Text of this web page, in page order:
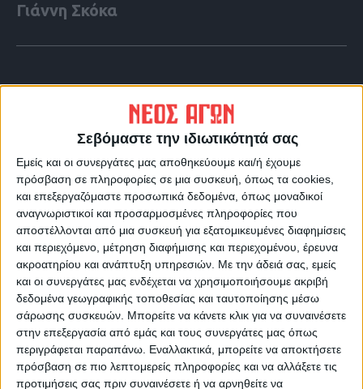
Σεβόμαστε την ιδιωτικότητά σας
Εμείς και οι συνεργάτες μας αποθηκεύουμε και/ή έχουμε
πρόσβαση σε πληροφορίες σε μια συσκευή, όπως τα cookies,
και επεξεργαζόμαστε προσωπικά δεδομένα, όπως μοναδικοί
αναγνωριστικοί και προσαρμοσμένες πληροφορίες που
αποστέλλονται από μια συσκευή για εξατομικευμένες διαφημίσεις
και περιεχόμενο, μέτρηση διαφήμισης και περιεχομένου, έρευνα
ακροατηρίου και ανάπτυξη υπηρεσιών. Με την άδειά σας, εμείς
και οι συνεργάτες μας ενδέχεται να χρησιμοποιήσουμε ακριβή
δεδομένα γεωγραφικής τοποθεσίας και ταυτοποίησης μέσω
σάρωσης συσκευών. Μπορείτε να κάνετε κλικ για να συναινέσετε
στην επεξεργασία από εμάς και τους συνεργάτες μας όπως
περιγράφεται παραπάνω. Εναλλακτικά, μπορείτε να αποκτήσετε
πρόσβαση σε πιο λεπτομερείς πληροφορίες και να αλλάξετε τις
προτιμήσεις σας πριν συναινέσετε ή να αρνηθείτε να
Γιάννη Σκόκα
VIDEO ΤΗΣ ΘΕΣΣΑΛΙΑΣ
Φοιτητική στέγη